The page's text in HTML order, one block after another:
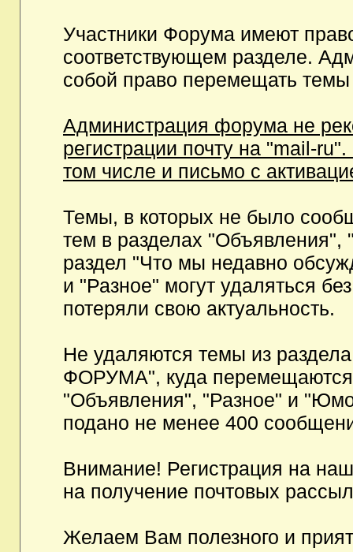
Участники Форума имеют
соответствующем разделе.
собой право перемещать темы
Администрация форума не
регистрации почту на "mail-
том числе и письмо с
Темы, в которых не было
тем в разделах
раздел "Что мы недавно
и "Разное" могут удаляться
потеряли свою актуальность.
Не удаляются темы из
ФОРУМА", куда перемещаются
"Объявления", "Разное" и
подано не менее 400
Внимание! Регистрация на
на получение почтовых
Желаем Вам полезного и